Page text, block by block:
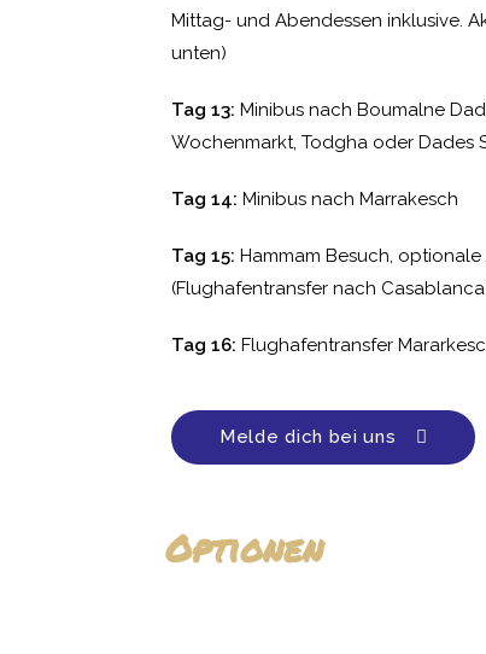
Mittag- und Abendessen inklusive.
unten)
Tag 13: Minibus nach Boumalne
Wochenmarkt, Todgha oder Dades
Tag 14: Minibus nach Marrakesch
Tag 15: Hammam Besuch,
(Flughafentransfer nach
Tag 16: Flughafentransfer
Melde dich bei uns
Optionen